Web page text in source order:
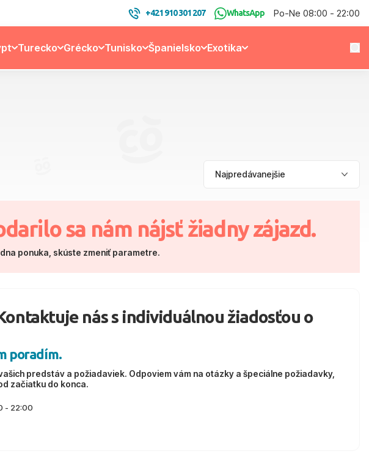
+421 910 301 207 WhatsApp Po-Ne 08:00 - 22:00
Turecko Grécko Tunisko Španielsko Exotika
sa nám nájsť žiadny zájazd.
ponuka, skúste zmeniť parametre.
nás s individuálnou žiadosťou o
poradím.
predstáv a požiadaviek. Odpoviem vám na otázky a špeciálne požiadavky,
začiatku do konca.
- 22:00